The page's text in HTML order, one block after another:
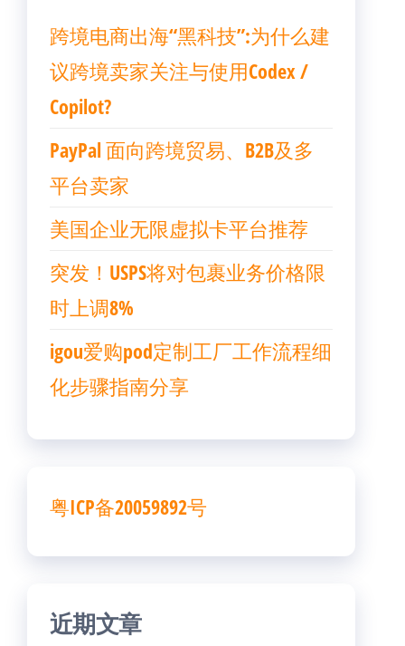
跨境电商出海“黑科技”:为什么建
议跨境卖家关注与使用Codex /
Copilot?
PayPal 面向跨境贸易、B2B及多
平台卖家
美国企业无限虚拟卡平台推荐
突发！USPS将对包裹业务价格限
时上调8%
igou爱购pod定制工厂工作流程细
化步骤指南分享
粤ICP备20059892号
近期文章